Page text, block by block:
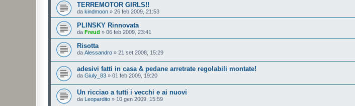
TERREMOTOR GIRLS!!
da kindmoon » 26 feb 2009, 21:53
PLINSKY Rinnovata
da Freud » 06 feb 2009, 23:41
Risotta
da Alessandro » 21 set 2008, 15:29
adesivi fatti in casa & pedane arretrate regolabili montate!
da Giuly_83 » 01 feb 2009, 19:20
Un ricciao a tutti i vecchi e ai nuovi
da Leopardito » 10 gen 2009, 15:59